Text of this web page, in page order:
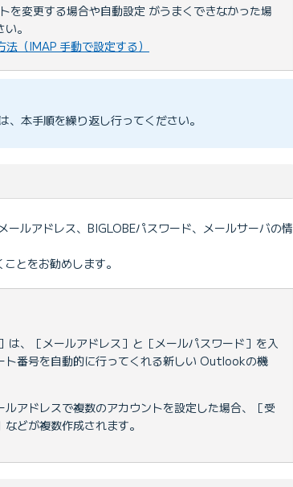
を変更する場合や自動設定 がうまくできなかった場
。
（IMAP 手動で設定する）
本手順を繰り返し行ってください。
ルアドレス、BIGLOBEパスワード、メールサーバの情
とをお勧めします。
は、［メールアドレス］と［メールパスワード］を入
ト番号を自動的に行ってくれる新しい Outlookの機
アドレスで複数のアカウントを設定した場合、［受
どが複数作成されます。